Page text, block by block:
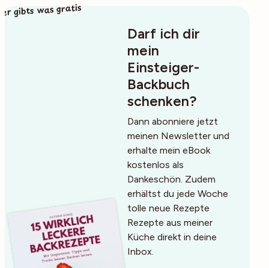
Darf ich dir
mein
Einsteiger-
Backbuch
schenken?
Dann abonniere jetzt
meinen Newsletter und
erhalte mein eBook
kostenlos als
Dankeschön. Zudem
erhältst du jede Woche
tolle neue Rezepte
Rezepte aus meiner
Küche direkt in deine
Inbox.
gibts was gratis